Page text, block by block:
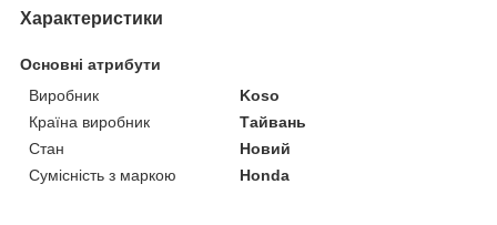
Характеристики
Основні атрибути
Виробник
Koso
Країна виробник
Тайвань
Стан
Новий
Сумісність з маркою
Honda